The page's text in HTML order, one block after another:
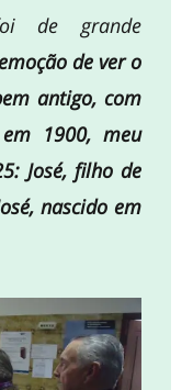
de grande
de ver o
antigo, com
1900, meu
José, filho de
nascido em